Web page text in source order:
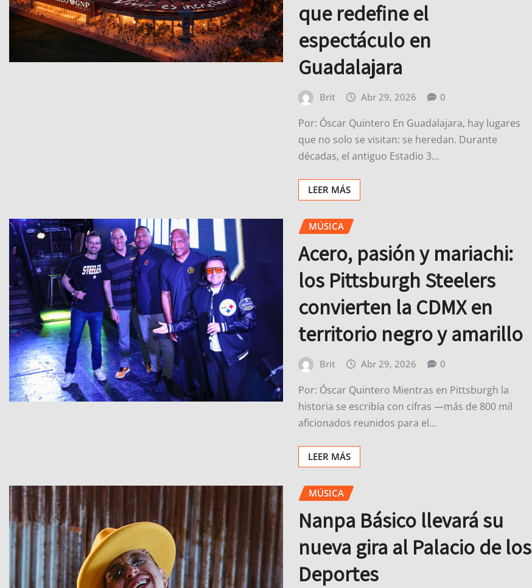
que redefine el
espectáculo en
Guadalajara
Brit Abr 29, 2026 0
Por: Óscar Quintero En Guadalajara, hay lugares
que no solo se visitan: se heredan. Durante
décadas, el antiguo Estadio 3…
LEER MÁS
MÚSICA
Acero, pasión y mariachi:
los Pittsburgh Steelers
convierten la CDMX en
territorio negro y amarillo
Brit Abr 29, 2026 0
Por: Óscar Quintero Mientras en Pittsburgh la
historia se escribía con cifras —más de 800 mil
aficionados reunidos para el…
LEER MÁS
MÚSICA
Nanpa Básico llevará su
nueva gira al Palacio de los
Deportes